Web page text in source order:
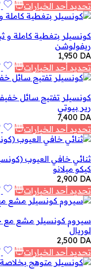
تحديد أحد الخيارات
كونسيلر بتغطية كاملة و ثبات
ريفولوشن
1,950 DA
تحديد أحد الخيارات
كونسيلر تفتيح سائل
رير بيوتي
7,400 DA
تحديد أحد الخيارات
ثنائي خافي العيوب
كيكو ميلانو
2,900 DA
تحديد أحد الخيارات
سيروم كونسيلر مشع مع
لوريال
2,500 DA
تحديد أحد الخيارات